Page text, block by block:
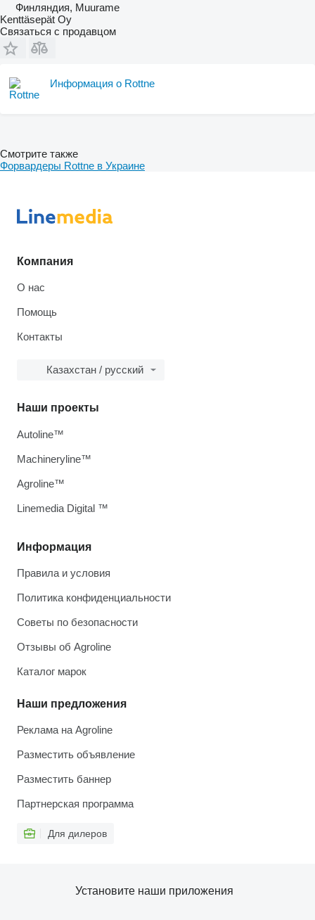
Финляндия, Muurame
Kenttäsepät Oy
Связаться с продавцом
Информация о Rottne
Смотрите также
Форвардеры Rottne в Украине
Компания
О нас
Помощь
Контакты
Казахстан / русский
Информация
Правила и условия
Политика конфиденциальности
Советы по безопасности
Отзывы об Agroline
Каталог марок
Наши предложения
Реклама на Agroline
Разместить объявление
Разместить баннер
Партнерская программа
Для дилеров
Наши проекты
Autoline™
Machineryline™
Agroline™
Linemedia Digital ™
Установите наши приложения